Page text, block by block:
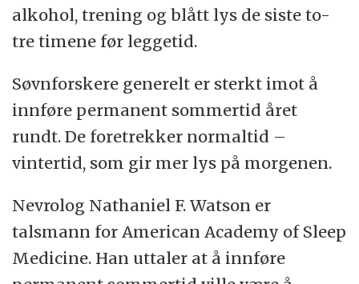
alkohol, trening og blått lys de siste to-
tre timene før leggetid.
Søvnforskere generelt er sterkt imot å
innføre permanent sommertid året
rundt. De foretrekker normaltid –
vintertid, som gir mer lys på morgenen.
Nevrolog Nathaniel F. Watson er
talsmann for American Academy of Sleep
Medicine. Han uttaler at å innføre